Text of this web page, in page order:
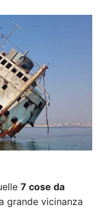
7 cose da
grande vicinanza